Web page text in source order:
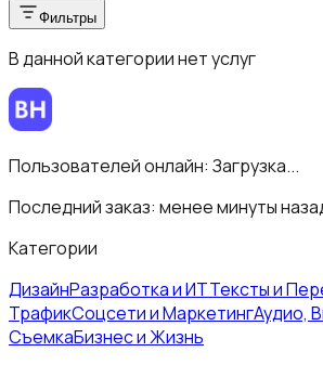
Фильтры
В данной категории нет услуг
Пользователей онлайн: Загрузка...
Последний заказ: менее минуты
Категории
ДизайнРазработка и ИТТексты и
ТрафикСоцсети и МаркетингАудио,
СъемкаБизнес и Жизнь